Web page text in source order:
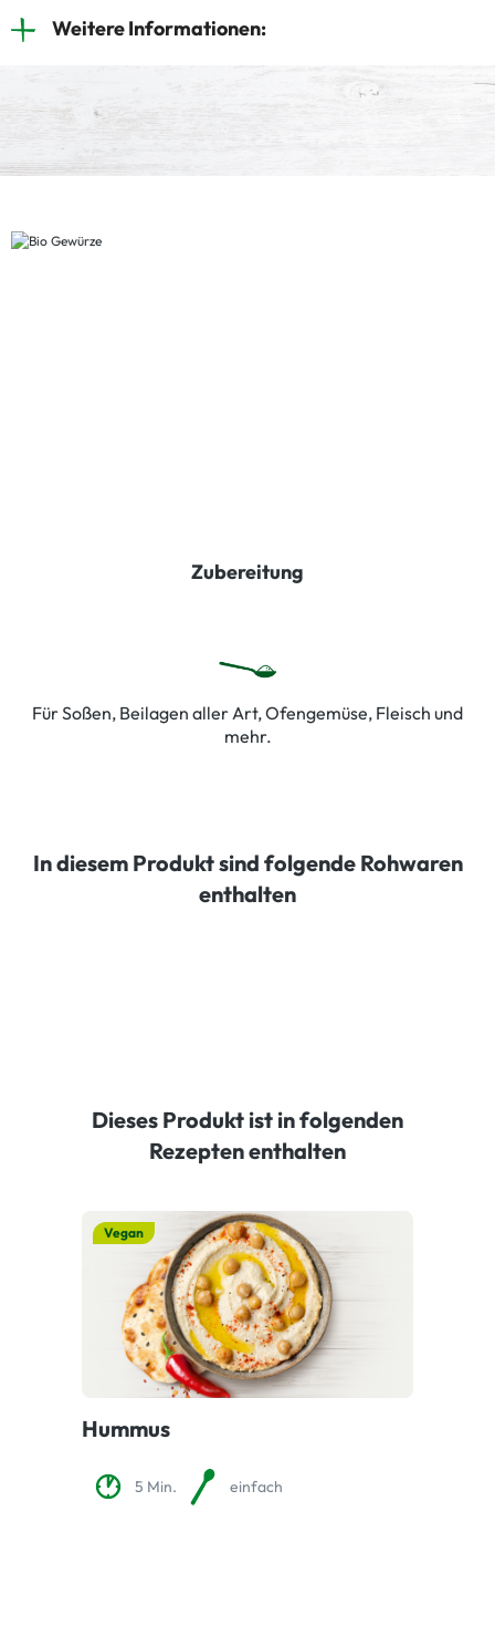
Weitere Informationen:
Zubereitung
Für Soßen, Beilagen aller Art, Ofengemüse, Fleisch und
mehr.
In diesem Produkt sind folgende Rohwaren
enthalten
Dieses Produkt ist in folgenden
Rezepten enthalten
Vegan
Hummus
5 Min. einfach